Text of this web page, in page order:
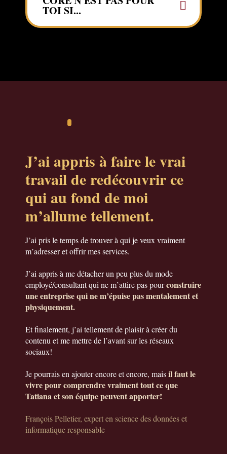
TOI SI...
J’ai appris à faire le vrai
travail de redécouvrir ce
qui au fond de moi
m’allume tellement.
J’ai pris le temps de trouver à qui je veux vraiment
m’adresser et offrir mes services.
J’ai appris à me détacher un peu plus du mode
employé/consultant qui ne m’attire pas pourconstruire
une entreprise qui ne m’épuise pas mentalement et
physiquement.
Et finalement, j’ai tellement de plaisir à créer du
contenu et me mettre de l’avant sur les réseaux
sociaux!
Je pourrais en ajouter encore et encore, maisil faut le
vivre pour comprendre vraiment tout ce que
Tatiana et son équipe peuvent apporter!
François Pelletier, expert en science des données et
informatique responsable